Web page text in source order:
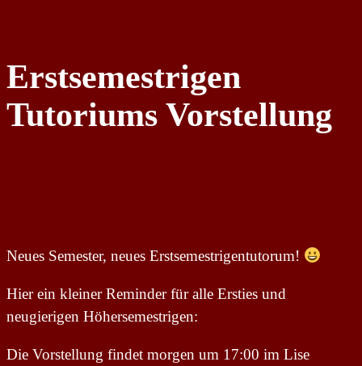
Erstsemestrigen
Tutoriums Vorstellung
Neues Semester, neues Erstsemestrigentutorum!
Hier ein kleiner Reminder für alle Ersties und
neugierigen Höhersemestrigen:
Die Vorstellung findet morgen um 17:00 im Lise